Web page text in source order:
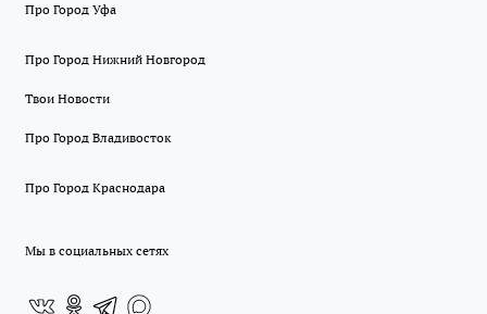
Про Город Уфа
Про Город Нижний Новгород
Твои Новости
Про Город Владивосток
Про Город Краснодара
Мы в социальных сетях